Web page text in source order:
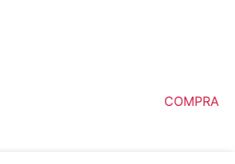
COMPRA